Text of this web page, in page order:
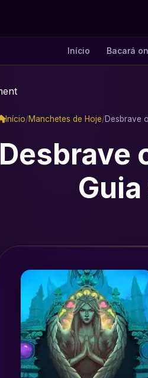
Início Bacará
Início/Manchetes de Hoje/Desbrave
Desbrave